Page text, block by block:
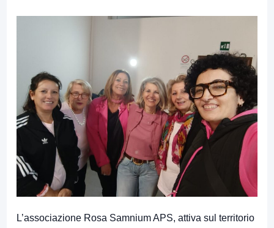
L’associazione Rosa Samnium APS, attiva sul territorio